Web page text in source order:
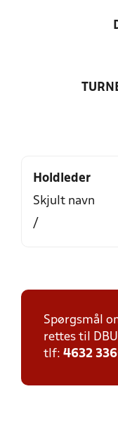
Holdleder
Skjult navn
/
Spørgsmål
rettes til
tlf: 4632